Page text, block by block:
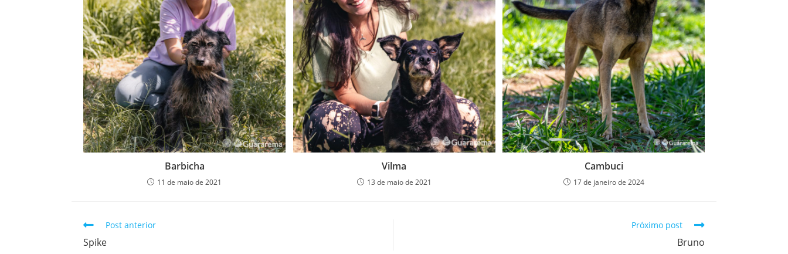
Barbicha
11 de maio de 2021
Vilma
13 de maio de 2021
Cambuci
17 de janeiro de 2024
Post anterior
Spike
Próximo post
Bruno